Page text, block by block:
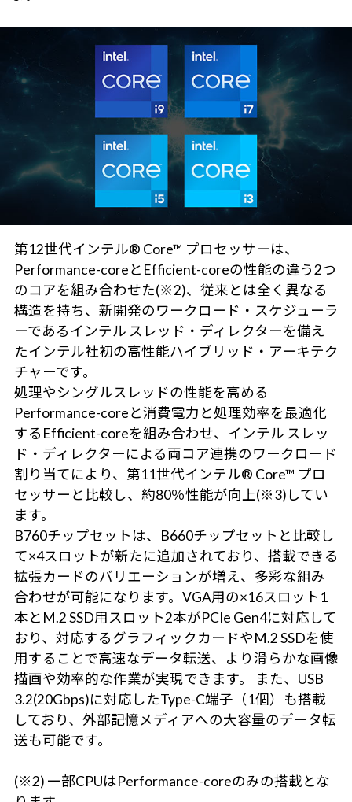
第12世代インテル® Core™ プロセッサーは、
Performance-coreとEfficient-coreの性能の違う2つ
のコアを組み合わせた(※2)、従来とは全く異なる
構造を持ち、新開発のワークロード・スケジューラ
ーであるインテル スレッド・ディレクターを備え
たインテル社初の高性能ハイブリッド・アーキテク
チャーです。
処理やシングルスレッドの性能を高める
Performance-coreと消費電力と処理効率を最適化
するEfficient-coreを組み合わせ、インテル スレッ
ド・ディレクターによる両コア連携のワークロード
割り当てにより、第11世代インテル® Core™ プロ
セッサーと比較し、約80％性能が向上(※3)してい
ます。
B760チップセットは、B660チップセットと比較し
て×4スロットが新たに追加されており、搭載できる
拡張カードのバリエーションが増え、多彩な組み
合わせが可能になります。VGA用の×16スロット1
本とM.2 SSD用スロット2本がPCIe Gen4に対応して
おり、対応するグラフィックカードやM.2 SSDを使
用することで高速なデータ転送、より滑らかな画像
描画や効率的な作業が実現できます。 また、USB
3.2(20Gbps)に対応したType-C端子（1個）も搭載
しており、外部記憶メディアへの大容量のデータ転
送も可能です。
(※2) 一部CPUはPerformance-coreのみの搭載とな